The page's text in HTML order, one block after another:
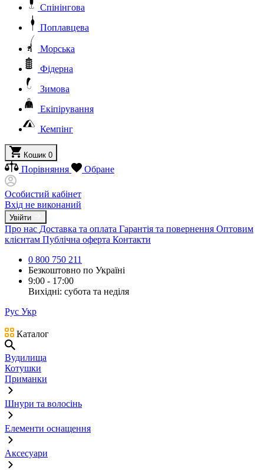
Спінінгова
Поплавцева
Морська
Фідерна
Зимова
Екіпірування
Кемпінг
Кошик 0
Порівняння Обране
Особистий кабінет
Вхід не виконаний
Увійти
Про нас Доставка та оплата Гарантія та повернення Оптовим
клієнтам Публічна оферта Контакти
0 800 750 211
Безкоштовно по Україні
9:00 - 17:00
Вихідні: субота та неділя
Рус Укр
Каталог
Вудилища
Котушки
Приманки
Шнури та волосінь
Елементи оснащення
Аксесуари